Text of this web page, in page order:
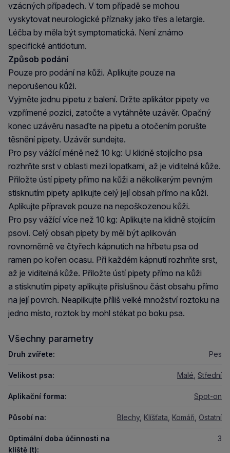
vzácných případech. V tom případě se mohou
vyskytovat neurologické příznaky jako třes a letargie.
Léčba by měla být symptomatická. Není známo
specifické antidotum.
Způsob podání
Pouze pro podání na kůži. Aplikujte pouze na
neporušenou kůži.
Vyjměte jednu pipetu z balení. Držte aplikátor pipety ve
vzpřímené pozici, zatočte a vytáhněte uzávěr. Opačný
konec uzávěru nasaďte na pipetu a otočením porušte
těsnění pipety. Uzávěr sundejte.
Pro psy vážící méně než 10 kg: U klidně stojícího psa
rozhrňte srst v oblasti mezi lopatkami, až je viditelná kůže.
Přiložte ústí pipety přímo na kůži a několikerým pevným
stisknutím pipety aplikujte celý její obsah přímo na kůži.
Aplikujte přípravek pouze na nepoškozenou kůži.
Pro psy vážící více než 10 kg: Aplikujte na klidně stojícím
psovi. Celý obsah pipety by měl být aplikován
rovnoměrně ve čtyřech kápnutích na hřbetu psa od
ramen po kořen ocasu. Při každém kápnutí rozhrňte srst,
až je viditelná kůže. Přiložte ústí pipety přímo na kůži
a stisknutím pipety aplikujte příslušnou část obsahu přímo
na její povrch. Neaplikujte příliš velké množství roztoku na
jedno místo, roztok by mohl stékat po boku psa.
Všechny parametry
Druh zvířete: Pes
Velikost psa: Malé Střední
Aplikační forma: Spot-on
Působí na: Blechy, Klíšťata Komáři Ostatní
Optimální doba účinnosti na
klíště (t):
3